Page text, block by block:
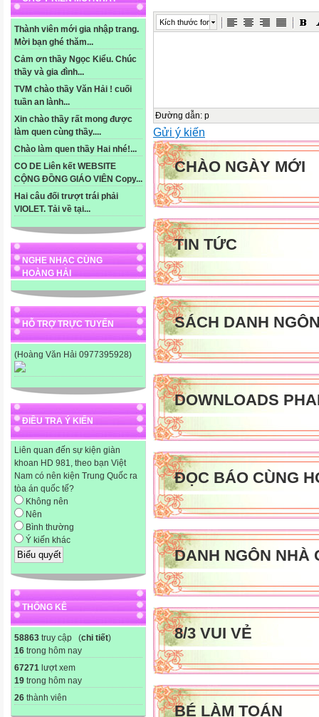
Thành viên mới gia nhập trang.
Mời bạn ghé thăm...
Cảm ơn thầy Ngọc Kiểu. Chúc
thầy và gia đình...
TVM chào thầy Văn Hải ! cuối
tuần an lành...
Xin chào thầy rất mong được
làm quen cùng thầy....
Chào làm quen thầy Hai nhé!...
CO DE Liên kết WEBSITE
CỘNG ĐỒNG GIÁO VIÊN Copy...
Hai câu đối trượt trái phải
VIOLET. Tải về tại...
NGHE NHẠC CÙNG
HOÀNG HẢI
HỖ TRỢ TRỰC TUYẾN
(Hoàng Văn Hải 0977395928)
ĐIỀU TRA Ý KIẾN
Liên quan đến sự kiện giàn
khoan HD 981, theo bạn Việt
Nam có nên kiện Trung Quốc ra
tòa án quốc tế?
Không nên
Nên
Bình thường
Ý kiến khác
THỐNG KÊ
58863 truy cập (chi tiết)
16 trong hôm nay
67271 lượt xem
19 trong hôm nay
26 thành viên
Kích thước font
Đường dẫn: p
Gửi ý kiến
CHÀO NGÀY MỚI
TIN TỨC
SÁCH DANH
DOWNLOADS
ĐỌC BÁO CÙNG
DANH NGÔN NHÀ
8/3 VUI VẺ
BÉ LÀM TOÁN